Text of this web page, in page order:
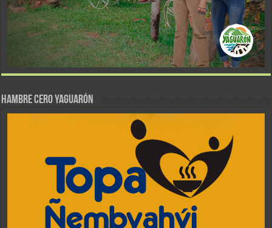
Hambre Cero Yaguarón